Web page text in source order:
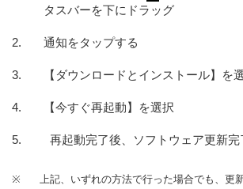
タスバーを下にドラッグ
通知をタップする
【ダウンロードとインストール】を
【今すぐ再起動】を選択
再起動完了後、ソフトウェア更新完
※ 上記、いずれの方法で行った場合でも、更